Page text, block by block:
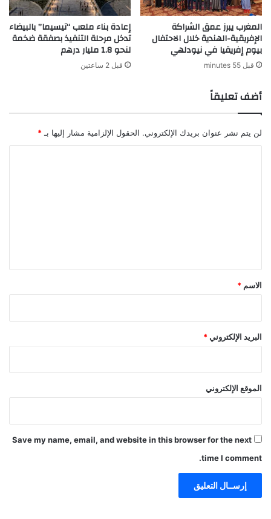
المغرب يبرز عمق الشراكة
الإفريقية-الهندية خلال الاحتفال
بيوم إفريقيا في نيودلهي
قبل 55 minutes
إعادة بناء ملعب “تيسيما” بالبيضاء
تدخل مرحلة التنفيذ بصفقة ضخمة
لنحو 1.8 مليار درهم
قبل 2 ساعتين
أضف تعليقاً
لن يتم نشر عنوان بريدك الإلكتروني. الحقول الإلزامية مشار إليها بـ*
*
الاسم *
البريد الإلكتروني*
الموقع الإلكتروني
Save my name, email, and website in this browser for the next
time I comment.